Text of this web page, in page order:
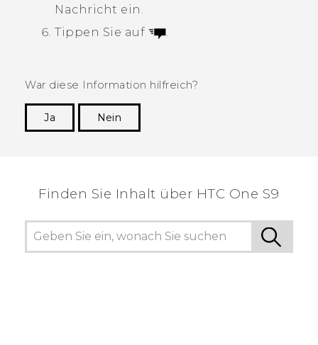
Nachricht ein.
Tippen Sie auf
.
War diese Information hilfreich?
Ja
Nein
Finden Sie Inhalt über‎ HTC One S9